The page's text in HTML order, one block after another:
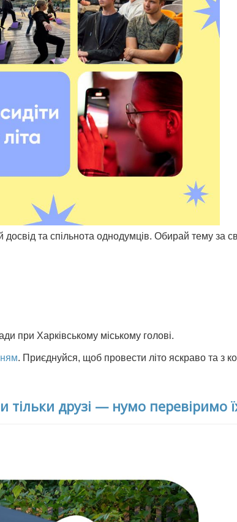
та спільнота однодумців. Обирай тему за
при Харківському міському голові.
. Приєднуйся, щоб провести літо яскраво та з
тільки друзі — нумо перевіримо